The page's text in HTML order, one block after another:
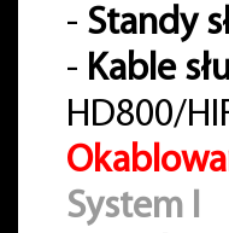
- Standy
- Kable
HD800/
System I